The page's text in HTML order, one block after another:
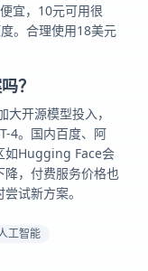
宜，10元可用很
。合理使用18美元
？
开源模型投入，
4。国内百度、阿
如Hugging Face会
，付费服务价格也
试新方案。
工智能